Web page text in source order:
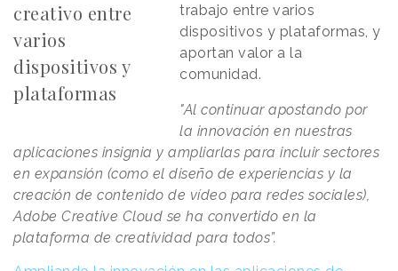
creativo entre
varios
dispositivos y
plataformas
trabajo entre varios
dispositivos y plataformas, y
aportan valor a la
comunidad.
"Al continuar apostando por
la innovación en nuestras
aplicaciones insignia y ampliarlas para incluir sectores
en expansión (como el diseño de experiencias y la
creación de contenido de vídeo para redes sociales),
Adobe Creative Cloud se ha convertido en la
plataforma de creatividad para todos”.